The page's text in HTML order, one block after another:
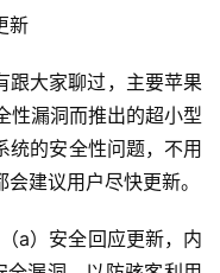
新
跟大家聊过，主要苹果
性漏洞而推出的超小型
统的安全性问题，不用
建议用户尽快更新。
a）安全回应更新，内